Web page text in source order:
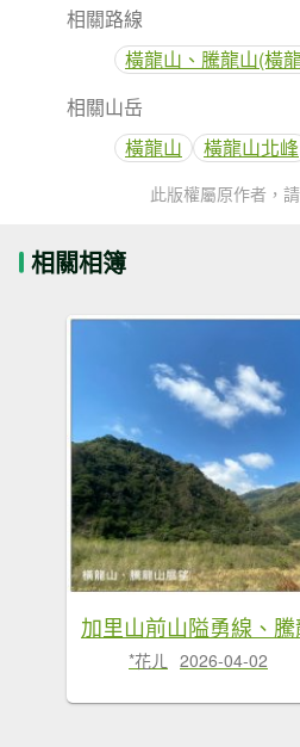
相關路線
橫龍山、騰龍山(橫
相關山岳
橫龍山
橫龍山北峰
此版權屬原作者，
相關相簿
*花ㄦ 2026-04-02